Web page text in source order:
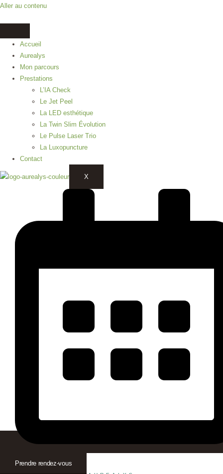
Aller au contenu
Accueil
Aurealys
Mon parcours
Prestations
L’IA Check
Le Jet Peel
La LED esthétique
La Twin Slim Évolution
Le Pulse Laser Trio
La Luxopuncture
Contact
X
Prendre rendez-vous